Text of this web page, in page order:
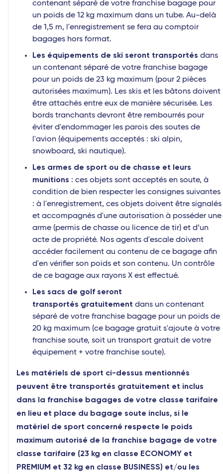
contenant séparé de votre franchise bagage pour
un poids de 12 kg maximum dans un tube. Au-delà
de 1,5 m, l'enregistrement se fera au comptoir
bagages hors format.
Les équipements de ski seront transportés dans
un contenant séparé de votre franchise bagage
pour un poids de 23 kg maximum (pour 2 pièces
autorisées maximum). Les skis et les bâtons doivent
être attachés entre eux de manière sécurisée. Les
bords tranchants devront être rembourrés pour
éviter d'endommager les parois des soutes de
l'avion (équipements acceptés : ski alpin,
snowboard, ski nautique).
Les armes de sport ou de chasse et leurs
munitions : ces objets sont acceptés en soute, à
condition de bien respecter les consignes suivantes
: à l'enregistrement, ces objets doivent être signalés
et accompagnés d'une autorisation à posséder une
arme (permis de chasse ou licence de tir) et d’un
acte de propriété. Nos agents d'escale doivent
accéder facilement au contenu de ce bagage afin
d'en vérifier son poids et son contenu. Un contrôle
de ce bagage aux rayons X est effectué.
Les sacs de golf seront
transportés gratuitement dans un contenant
séparé de votre franchise bagage pour un poids de
20 kg maximum (ce bagage gratuit s'ajoute à votre
franchise soute, soit un transport gratuit de votre
équipement + votre franchise soute).
Les matériels de sport ci-dessus mentionnés
peuvent être transportés gratuitement et inclus
dans la franchise bagages de votre classe tarifaire
en lieu et place du bagage soute inclus, si le
matériel de sport concerné respecte le poids
maximum autorisé de la franchise bagage de votre
classe tarifaire (23 kg en classe ECONOMY et
PREMIUM et 32 kg en classe BUSINESS) et/ou les